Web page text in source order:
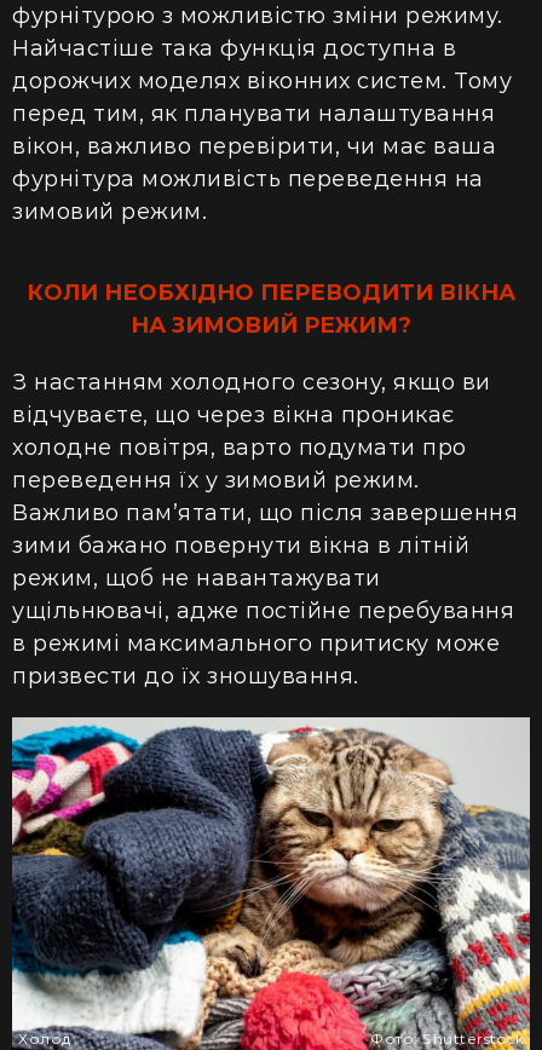
фурнітурою з можливістю зміни режиму.
Найчастіше така функція доступна в
дорожчих моделях віконних систем. Тому
перед тим, як планувати налаштування
вікон, важливо перевірити, чи має ваша
фурнітура можливість переведення на
зимовий режим.
КОЛИ НЕОБХІДНО ПЕРЕВОДИТИ ВІКНА
НА ЗИМОВИЙ РЕЖИМ?
З настанням холодного сезону, якщо ви
відчуваєте, що через вікна проникає
холодне повітря, варто подумати про
переведення їх у зимовий режим.
Важливо пам’ятати, що після завершення
зими бажано повернути вікна в літній
режим, щоб не навантажувати
ущільнювачі, адже постійне перебування
в режимі максимального притиску може
призвести до їх зношування.
Холод Фото: Shutterstock